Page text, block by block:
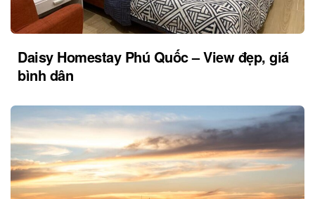
Daisy Homestay Phú Quốc – View đẹp, giá
bình dân